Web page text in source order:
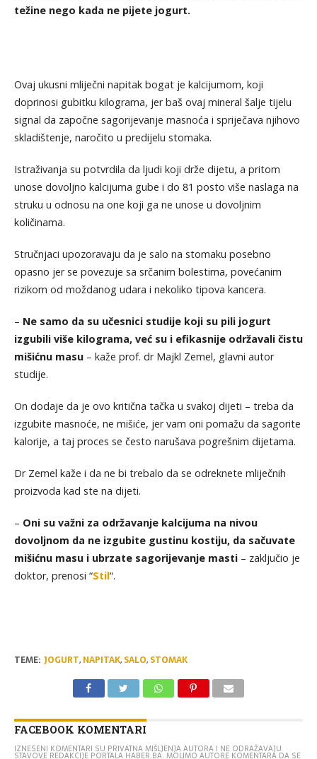
težine nego kada ne pijete jogurt.
Ovaj ukusni mliječni napitak bogat je kalcijumom, koji
doprinosi gubitku kilograma, jer baš ovaj mineral šalje tijelu
signal da započne sagorijevanje masnoća i spriječava njihovo
skladištenje, naročito u predijelu stomaka.
Istraživanja su potvrdila da ljudi koji drže dijetu, a pritom
unose dovoljno kalcijuma gube i do 81 posto više naslaga na
struku u odnosu na one koji ga ne unose u dovoljnim
količinama.
Stručnjaci upozoravaju da je salo na stomaku posebno
opasno jer se povezuje sa srčanim bolestima, povećanim
rizikom od moždanog udara i nekoliko tipova kancera.
– Ne samo da su učesnici studije koji su pili jogurt
izgubili više kilograma, već su i efikasnije održavali čistu
mišićnu masu– kaže prof. dr Majkl Zemel, glavni autor
studije.
On dodaje da je ovo kritična tačka u svakoj dijeti – treba da
izgubite masnoće, ne mišiće, jer vam oni pomažu da sagorite
kalorije, a taj proces se često narušava pogrešnim dijetama.
Dr Zemel kaže i da ne bi trebalo da se odreknete mliječnih
proizvoda kad ste na dijeti.
– Oni su važni za održavanje kalcijuma na nivou
dovoljnom da ne izgubite gustinu kostiju, da sačuvate
mišićnu masu i ubrzate sagorijevanje masti– zaključio je
doktor, prenosi “Stil“.
TEME: JOGURT, NAPITAK, SALO, STOMAK
FACEBOOK KOMENTARI
IZNESENI KOMENTARI SU PRIVATNA MIŠLJENJA AUTORA I NE ODRAŽAVAJU
STAVOVE REDAKCIJE PORTALA HABER.BA. MOLIMO AUTORE KOMENTARA DA SE